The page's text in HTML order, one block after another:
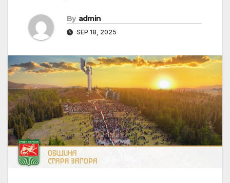
By admin
SEP 18, 2025